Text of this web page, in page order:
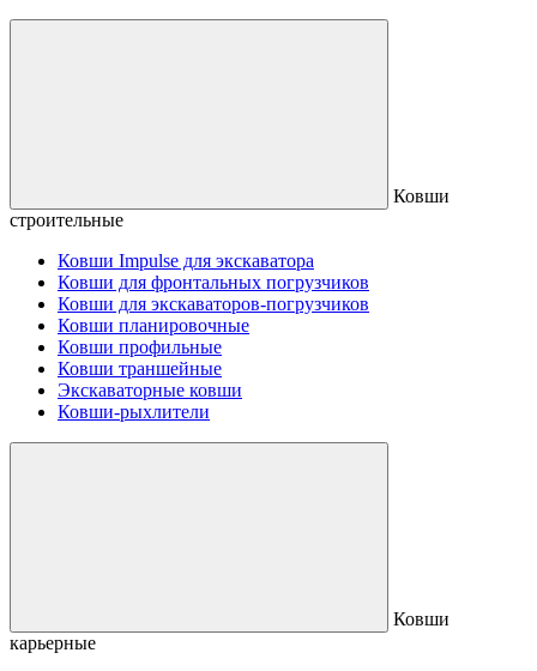
Ковши
строительные
Ковши Impulse для экскаватора
Ковши для фронтальных погрузчиков
Ковши для экскаваторов-погрузчиков
Ковши планировочные
Ковши профильные
Ковши траншейные
Экскаваторные ковши
Ковши-рыхлители
Ковши
карьерные